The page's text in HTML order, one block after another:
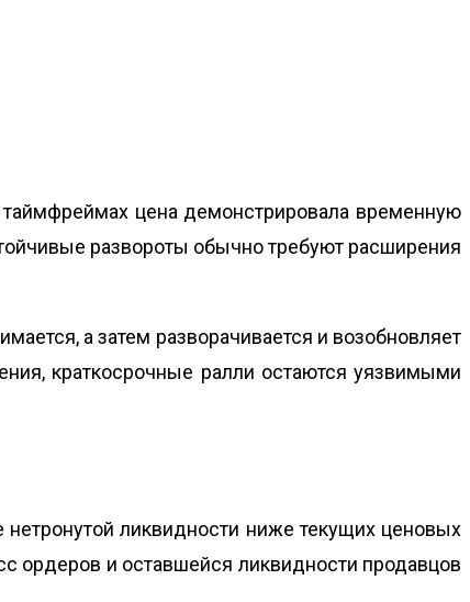
цена демонстрировала временную
развороты обычно требуют расширения
а затем разворачивается и возобновляет
краткосрочные ралли остаются уязвимыми
ликвидности ниже текущих ценовых
ордеров и оставшейся ликвидности продавцов